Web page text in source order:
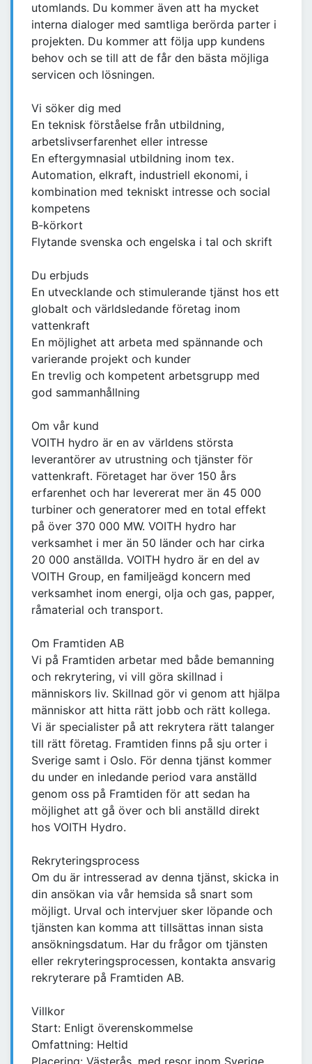
utomlands. Du kommer även att ha mycket
interna dialoger med samtliga berörda parter i
projekten. Du kommer att följa upp kundens
behov och se till att de får den bästa möjliga
servicen och lösningen.
Vi söker dig med
En teknisk förståelse från utbildning,
arbetslivserfarenhet eller intresse
En eftergymnasial utbildning inom tex.
Automation, elkraft, industriell ekonomi, i
kombination med tekniskt intresse och social
kompetens
B-körkort
Flytande svenska och engelska i tal och skrift
Du erbjuds
En utvecklande och stimulerande tjänst hos ett
globalt och världsledande företag inom
vattenkraft
En möjlighet att arbeta med spännande och
varierande projekt och kunder
En trevlig och kompetent arbetsgrupp med
god sammanhållning
Om vår kund
VOITH hydro är en av världens största
leverantörer av utrustning och tjänster för
vattenkraft. Företaget har över 150 års
erfarenhet och har levererat mer än 45 000
turbiner och generatorer med en total effekt
på över 370 000 MW. VOITH hydro har
verksamhet i mer än 50 länder och har cirka
20 000 anställda. VOITH hydro är en del av
VOITH Group, en familjeägd koncern med
verksamhet inom energi, olja och gas, papper,
råmaterial och transport.
Om Framtiden AB
Vi på Framtiden arbetar med både bemanning
och rekrytering, vi vill göra skillnad i
människors liv. Skillnad gör vi genom att hjälpa
människor att hitta rätt jobb och rätt kollega.
Vi är specialister på att rekrytera rätt talanger
till rätt företag. Framtiden finns på sju orter i
Sverige samt i Oslo. För denna tjänst kommer
du under en inledande period vara anställd
genom oss på Framtiden för att sedan ha
möjlighet att gå över och bli anställd direkt
hos VOITH Hydro.
Rekryteringsprocess
Om du är intresserad av denna tjänst, skicka in
din ansökan via vår hemsida så snart som
möjligt. Urval och intervjuer sker löpande och
tjänsten kan komma att tillsättas innan sista
ansökningsdatum. Har du frågor om tjänsten
eller rekryteringsprocessen, kontakta ansvarig
rekryterare på Framtiden AB.
Villkor
Start: Enligt överenskommelse
Omfattning: Heltid